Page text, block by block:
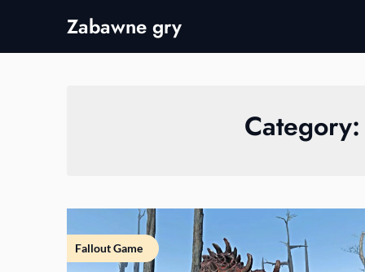
Zabawne gry
Category:
Fallout Game